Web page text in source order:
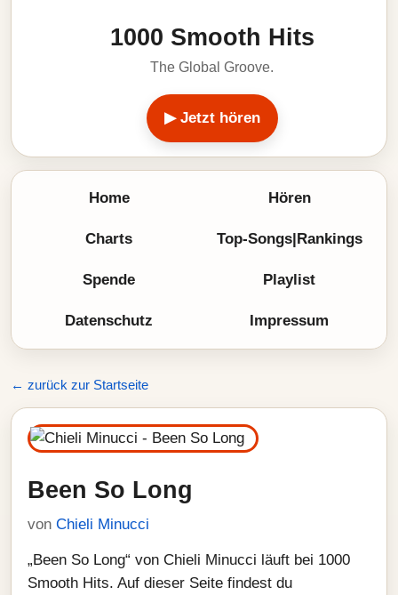
1000 Smooth Hits
The Global Groove.
▶ Jetzt hören
Home Hören
Charts Top-Songs|Rankings
Spende Playlist
Datenschutz Impressum
← zurück zur Startseite
Been So Long
von Chieli Minucci
„Been So Long“ von Chieli Minucci läuft bei 1000
Smooth Hits. Auf dieser Seite findest du